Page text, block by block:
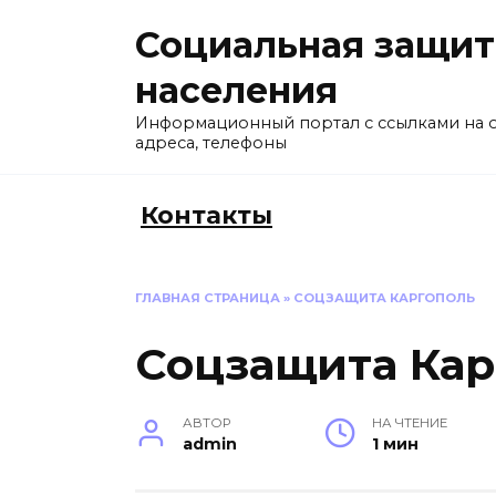
Социальная
населения
Информационный портал с ссылками на
адреса, телефоны
Контакты
ГЛАВНАЯ СТРАНИЦА » СОЦЗАЩИТА КАРГОПОЛЬ
Соцзащита
АВТОР
admin
НА ЧТЕНИЕ
1 мин